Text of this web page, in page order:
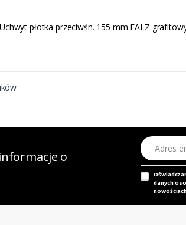
Uchwyt płotka przeciwśn. 155 mm FALZ
o
Adres email
danych